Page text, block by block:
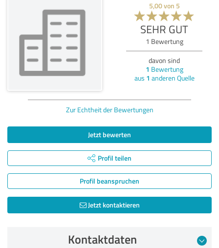
5,00von 5
SEHR GUT
1 Bewertung
davon sind
1 Bewertung
aus 1 anderen Quelle
Zur Echtheit der Bewertungen
Jetzt bewerten
Profil teilen
Profil beanspruchen
Jetzt kontaktieren
Kontaktdaten